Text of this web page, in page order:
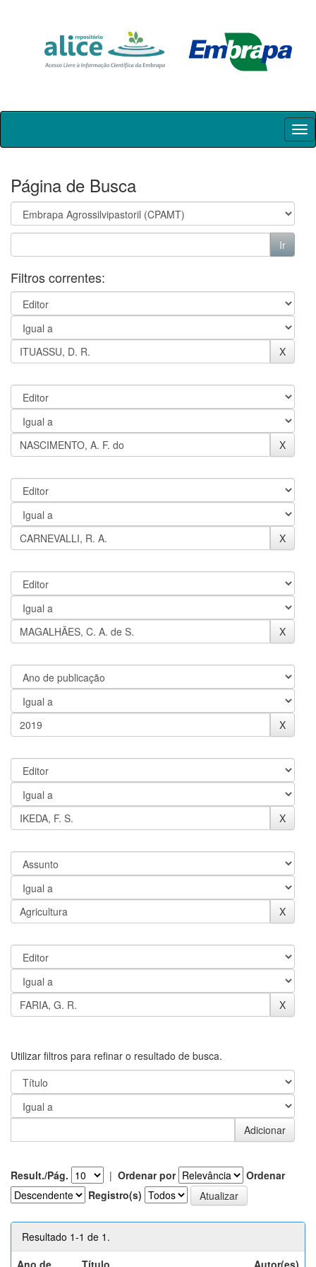
Skip
Página de Busca
Filtros correntes:
Utilizar filtros para refinar o resultado de busca.
Result./Pág. | Ordenar por
Ordenar
Registro(s)
Resultado 1-1 de 1.
Ano de
Título Autor(es)